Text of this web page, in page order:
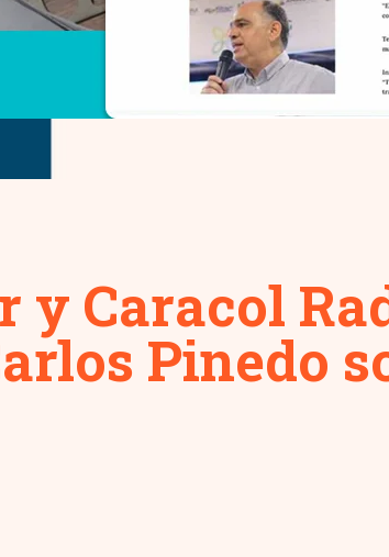
y Caracol
Pinedo